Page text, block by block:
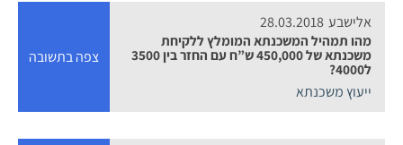
אלישבע 28.03.2018
מהו תמהיל המשכנתא המומלץ ללקיחת
משכנתא של 450,000 ש”ח עם החזר בין 3500
ל4000?
ייעוץ משכנתא
צפה בתשובה